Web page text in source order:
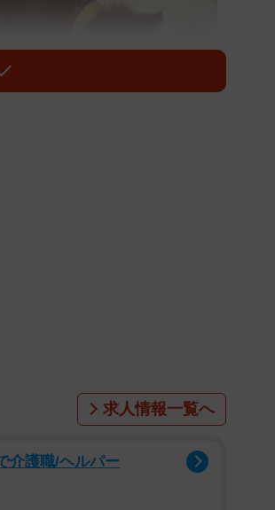
か。動物の遺棄は犯罪だというこ
求人情報一覧へ
介護職/ヘルパー